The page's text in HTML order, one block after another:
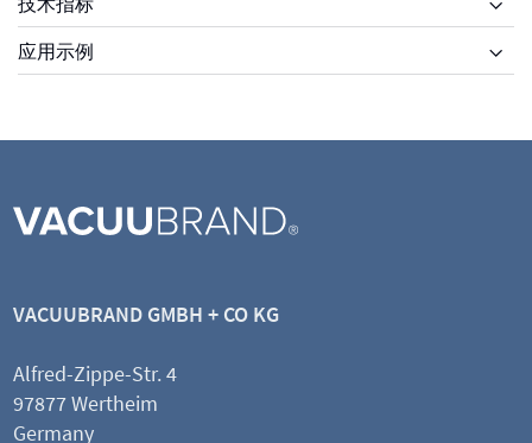
应用示例
VACUUBRAND GMBH + CO KG
Alfred-Zippe-Str. 4
97877 Wertheim
Germany